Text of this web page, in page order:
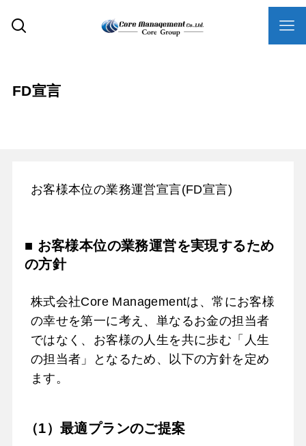
FD宣言
お客様本位の業務運営宣言(FD宣言)
■ お客様本位の業務運営を実現するため
の方針
株式会社Core Managementは、常にお客様
の幸せを第一に考え、単なるお金の担当者
ではなく、お客様の人生を共に歩む「人生
の担当者」となるため、以下の方針を定め
ます。
（1）最適プランのご提案